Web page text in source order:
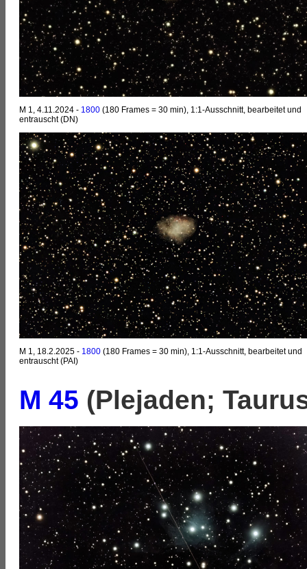
M 1, 4.11.2024 - 1800 (180 Frames = 30 min), 1:1-Ausschnitt, bearbeitet und
entrauscht (DN)
M 1, 18.2.2025 - 1800 (180 Frames = 30 min), 1:1-Ausschnitt, bearbeitet und
entrauscht (PAI)
M 45 (Plejaden;